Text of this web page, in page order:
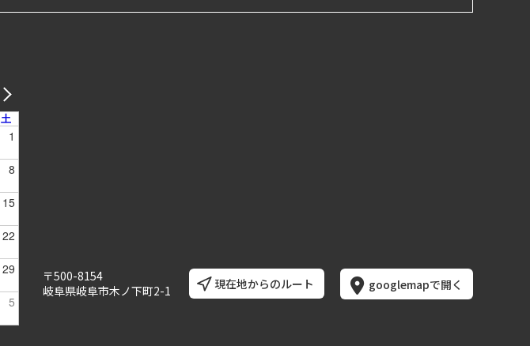
土
1
8
15
22
29
5
〒500-8154
岐阜県岐阜市木ノ下町2-1
現在地からのルート googlemapで開く